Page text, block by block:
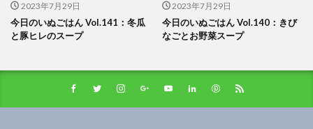
2023年7月29日
今日のいぬごはん Vol.141：冬瓜
と豚ヒレのスープ
2023年7月29日
今日のいぬごはん Vol.140：きび
なごとお野菜スープ